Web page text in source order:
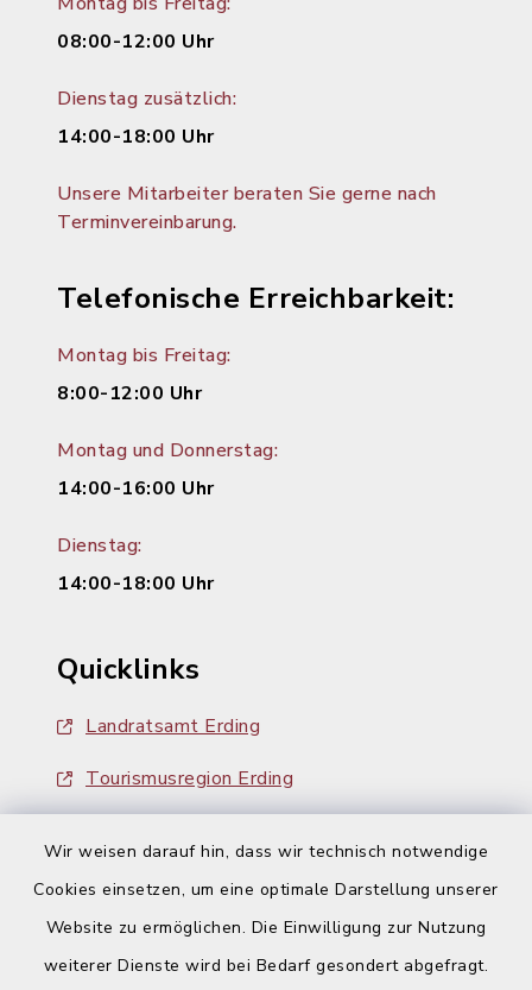
Wir weisen darauf hin, dass wir technisch notwendige
Cookies einsetzen, um eine optimale Darstellung unserer
Website zu ermöglichen. Die Einwilligung zur Nutzung
weiterer Dienste wird bei Bedarf gesondert abgefragt.
08:00-12:00 Uhr
Dienstag zusätzlich:
14:00-18:00 Uhr
Unsere Mitarbeiter beraten Sie gerne nach
Terminvereinbarung.
Telefonische Erreichbarkeit:
Montag bis Freitag:
8:00-12:00 Uhr
Montag und Donnerstag:
14:00-16:00 Uhr
Dienstag:
14:00-18:00 Uhr
Quicklinks
Landratsamt Erding
Tourismusregion Erding